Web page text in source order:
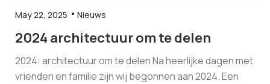
May 22, 2025 Nieuws
2024 architectuur om te delen
2024: architectuur om te delen Na heerlijke dagen met
vrienden en familie zijn wij begonnen aan 2024. Een